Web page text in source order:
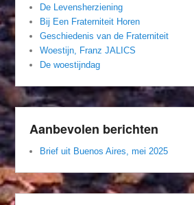
De Levensherziening
Bij Een Fraterniteit Horen
Geschiedenis van de Fraterniteit
Woestijn, Franz JALICS
De woestijndag
Aanbevolen berichten
Brief uit Buenos Aires, mei 2025